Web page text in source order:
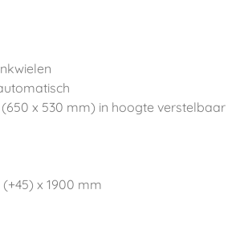
x 530 mm) in hoogte verstelbaar
x 1900 mm